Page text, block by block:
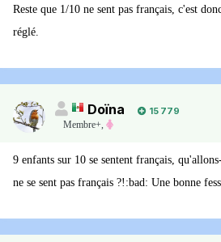
Reste que 1/10 ne sent pas français, c'est
réglé.
Doïna
15 779
Membre+,
9 enfants sur 10 se sentent français,
ne se sent pas français ?!:bad: Une bonne